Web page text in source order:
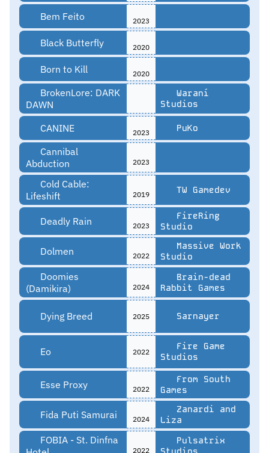
Bem Feito 2023
Black Butterfly 2020
Born to Kill 2020
BrokenLore: DARK
DAWN
Waraní
Studios
CANINE 2023 PuKo
Cannibal
Abduction
2023
Cold Cable:
Lifeshift
2019 TW Gamedev
Deadly Rain 2023
FireRing
Studio
Dolmen 2022
Massive Work
Studio
Doomies
(Damikira)
2024
Brain-dead
Rabbit Games
Dying Breed 2025 Sarnayer
Eo 2022
Fire Game
Studios
Esse Proxy 2022
From South
Games
Fida Puti Samurai 2024
Zanardi and
Liza
FOBIA - St. Dinfna
2022
Pulsatrix